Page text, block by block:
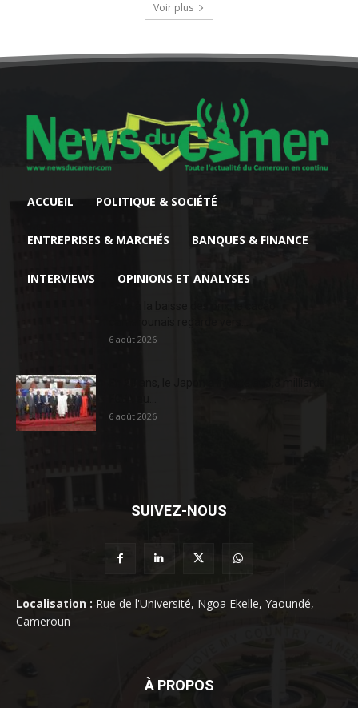
Voir plus
ACCUEIL POLITIQUE & SOCIÉTÉ
ENTREPRISES & MARCHÉS BANQUES & FINANCE
INTERVIEWS OPINIONS ET ANALYSES
6 août 2026
6 août 2026
SUIVEZ-NOUS
Localisation : Rue de l'Université, Ngoa Ekelle, Yaoundé,
Cameroun
À PROPOS